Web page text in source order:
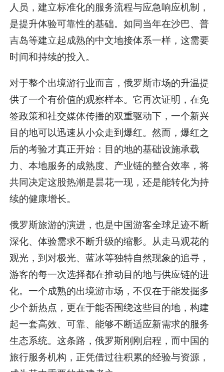
人员，建立标准化的服务流程与应急响应机制，
是提升体验可靠性的基础。如同当年在沙巴、普
吉岛等建立起成熟的中文地接体系一样，这需要
时间和持续的投入。
对于整个出境游行业而言，俄罗斯市场的升温提
供了一个有价值的观察样本。它再次证明，在免
签政策和社交媒体传播的双重驱动下，一个新兴
目的地可以迅速从小众走到爆红。然而，爆红之
后的考验才真正开始：目的地的基础设施承载
力、本地服务的成熟度、产业链的整合效率，将
共同决定这股热潮是昙花一现，还是能转化为持
续的健康增长。
俄罗斯旅游的演进，也是中国游客全球足迹不断
深化、体验需求不断升级的缩影。从走马观花的
观光，到对极光、蓝冰等独特自然现象的追寻，
游客的每一次选择都在推动目的地与供应链的进
化。一个成熟的出境游市场，不仅在于能发掘多
少个新热点，更在于能否围绕这些目的地，构建
起一套高效、可靠、能够不断适应新需求的服务
生态系统。这条路，俄罗斯刚刚启程，而中国的
旅行服务机构，正凭借过往积累的经验与资源，